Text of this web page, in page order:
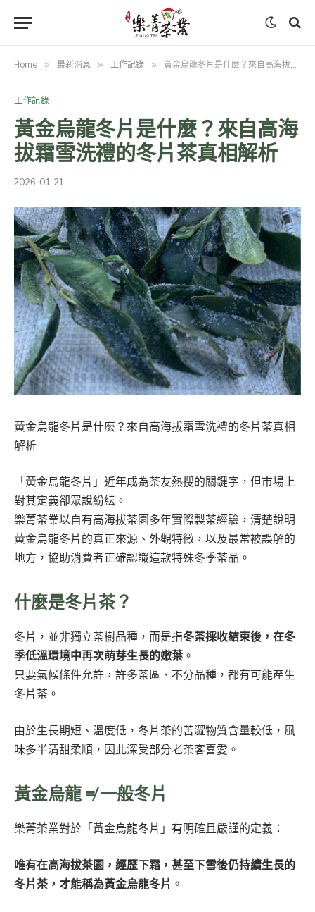
Home » 最新消息 » 工作記錄 » 黃金烏龍冬片是什麼？來自高海拔霜雪洗禮的冬片茶真相解析
工作記錄
黃金烏龍冬片是什麼？來自高海
拔霜雪洗禮的冬片茶真相解析
2026-01-21
黃金烏龍冬片是什麼？來自高海拔霜雪洗禮的冬片茶真相
解析
「黃金烏龍冬片」近年成為茶友熱搜的關鍵字，但市場上
對其定義卻眾說紛紜。
樂菁茶業以自有高海拔茶園多年實際製茶經驗，清楚說明
黃金烏龍冬片的真正來源、外觀特徵，以及最常被誤解的
地方，協助消費者正確認識這款特殊冬季茶品。
什麼是冬片茶？
冬片，並非獨立茶樹品種，而是指冬茶採收結束後，在冬
季低溫環境中再次萌芽生長的嫩葉 。
只要氣候條件允許，許多茶區、不分品種，都有可能產生
冬片茶。
由於生長期短、溫度低，冬片茶的苦澀物質含量較低，風
味多半清甜柔順，因此深受部分老茶客喜愛。
黃金烏龍 ≠ 一般冬片
樂菁茶業對於「黃金烏龍冬片」有明確且嚴謹的定義：
唯有在高海拔茶園，經歷下霜，甚至下雪後仍持續生長的
冬片茶，才能稱為黃金烏龍冬片。